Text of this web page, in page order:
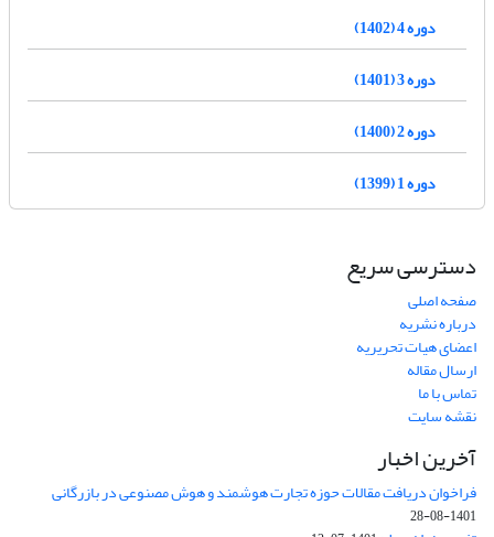
دوره 4 (1402)
دوره 3 (1401)
دوره 2 (1400)
دوره 1 (1399)
دسترسی سریع
صفحه اصلی
درباره نشریه
اعضای هیات تحریریه
ارسال مقاله
تماس با ما
نقشه سایت
آخرین اخبار
فراخوان دریافت مقالات حوزه تجارت هوشمند و هوش مصنوعی در بازرگانی
1401-08-28